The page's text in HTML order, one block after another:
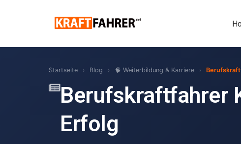
Startseite › Blog › 🧠 Weiterbildung & Karriere ›
Berufskraftfahrer
Erfolg